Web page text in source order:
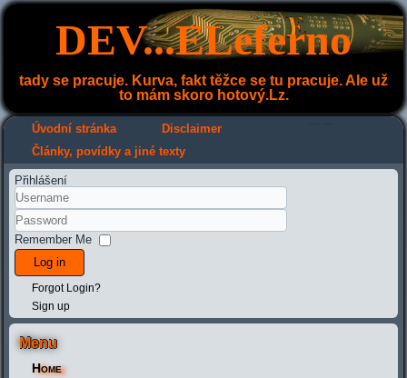
DEV...ELeferno
tady se pracuje. Kurva, fakt těžce se tu pracuje. Ale už
to mám skoro hotový.Lz.
Úvodní stránka Disclaimer
Články, povídky a jiné texty
Přihlášení
Remember Me
Log in
Forgot Login?
Sign up
Menu
Home